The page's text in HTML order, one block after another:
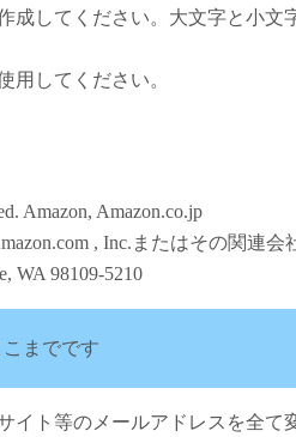
してください。大文字と小文
用してください。
Amazon, Amazon.co.jp
, Inc.またはその関連会
WA 98109-5210
こまでです
イト等のメールアドレスを全て